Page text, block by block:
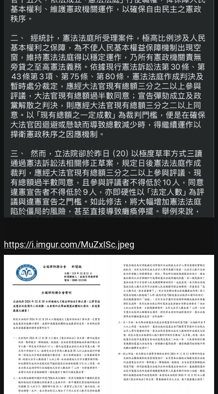
https://i.imgur.com/MuZxISc.jpeg